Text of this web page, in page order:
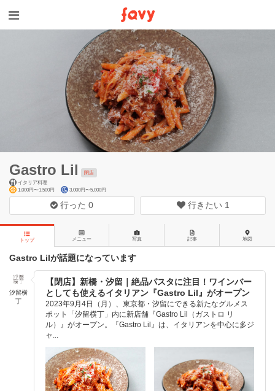
Gastro Lil
閉店
イタリア料理
1,000円〜1,500円
3,000円〜5,000円
行った0 行きたい 1
トップ メニュー 写真 記事 地図
Gastro Lilが話題になっています
汐留横
丁
【閉店】新橋・汐留｜絶品パスタに注目！ワインバー
としても使えるイタリアン『Gastro Lil』がオープン
2023年9月4日（月）、東京都・汐留にできる新たなグルメス
ポット「汐留横丁」内に新店舗『Gastro Lil（ガストロ リ
ル）』がオープン。『Gastro Lil』は、イタリアンを中心に多ジ
ャ...